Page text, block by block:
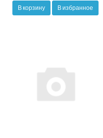
В корзину В избранное